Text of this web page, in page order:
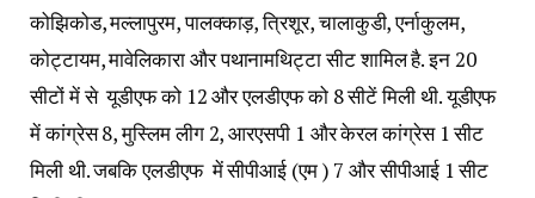
कोझिकोड, मल्लापुरम, पालक्काड़, त्रिशूर, चालाकुडी, एर्नाकुलम,
कोट्टायम, मावेलिकारा और पथानामथिट्टा सीट शामिल है. इन 20
सीटों में से यूडीएफ को 12 और एलडीएफ को 8 सीटें मिली थी. यूडीएफ
में कांग्रेस 8, मुस्लिम लीग 2, आरएसपी 1 और केरल कांग्रेस 1 सीट
मिली थी. जबकि एलडीएफ में सीपीआई (एम ) 7 और सीपीआई 1 सीट